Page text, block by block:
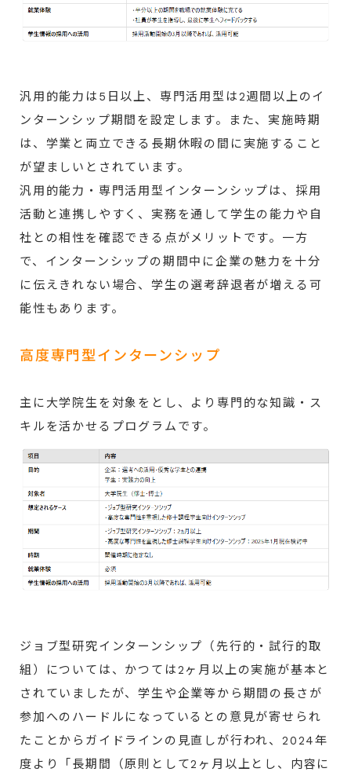
汎用的能力は5日以上、専門活用型は2週間以上のイ
ンターンシップ期間を設定します。また、実施時期
は、学業と両立できる長期休暇の間に実施すること
が望ましいとされています。
汎用的能力・専門活用型インターンシップは、採用
活動と連携しやすく、実務を通して学生の能力や自
社との相性を確認できる点がメリットです。一方
で、インターンシップの期間中に企業の魅力を十分
に伝えきれない場合、学生の選考辞退者が増える可
能性もあります。
高度専門型インターンシップ
主に大学院生を対象をとし、より専門的な知識・ス
キルを活かせるプログラムです。
ジョブ型研究インターンシップ（先行的・試行的取
組）については、かつては2ヶ月以上の実施が基本と
されていましたが、学生や企業等から期間の長さが
参加へのハードルになっているとの意見が寄せられ
たことからガイドラインの見直しが行われ、2024年
度より「長期間（原則として2ヶ月以上とし、内容に